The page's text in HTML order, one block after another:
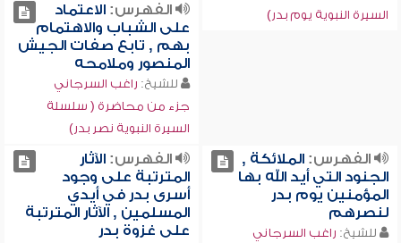
السيرة النبوية يوم بدر)
الفهرس:الاعتماد
على الشباب والاهتمام
بهم , تابع صفات الجيش
المنصور وملامحه
للشيخ: راغب السرجاني
جزء من محاضرة ( سلسلة
السيرة النبوية نصر بدر)
الفهرس:الملائكة ,
الجنود التي أيد الله بها
المؤمنين يوم بدر
لنصرهم
للشيخ: راغب السرجاني
الفهرس:الآثار
المترتبة على وجود
أسرى بدر في أيدي
المسلمين , الآثار المترتبة
على غزوة بدر